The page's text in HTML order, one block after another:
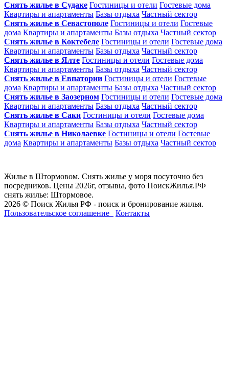
Снять жилье в Судаке Гостиницы и отели Гостевые дома
Квартиры и апартаменты Базы отдыха Частный сектор
Снять жилье в Севастополе Гостиницы и отели Гостевые
дома Квартиры и апартаменты Базы отдыха Частный сектор
Снять жилье в Коктебеле Гостиницы и отели Гостевые дома
Квартиры и апартаменты Базы отдыха Частный сектор
Снять жилье в Ялте Гостиницы и отели Гостевые дома
Квартиры и апартаменты Базы отдыха Частный сектор
Снять жилье в Евпатории Гостиницы и отели Гостевые
дома Квартиры и апартаменты Базы отдыха Частный сектор
Снять жилье в Заозерном Гостиницы и отели Гостевые дома
Квартиры и апартаменты Базы отдыха Частный сектор
Снять жилье в Саки Гостиницы и отели Гостевые дома
Квартиры и апартаменты Базы отдыха Частный сектор
Снять жилье в Николаевке Гостиницы и отели Гостевые
дома Квартиры и апартаменты Базы отдыха Частный сектор
Жилье в Штормовом. Снять жилье у моря посуточно без
посредников. Цены 2026г, отзывы, фото ПоискЖилья.РФ
снять жилье: Штормовое.
2026 © Поиск Жилья РФ - поиск и бронирование жилья.
Пользовательское соглашение
Контакты